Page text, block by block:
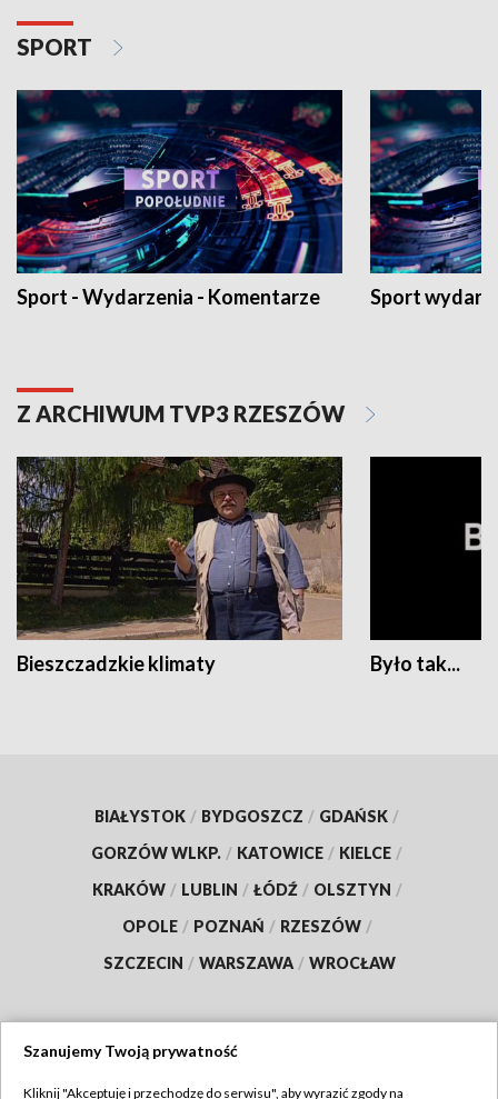
SPORT
Sport - Wydarzenia - Komentarze Sport
Z ARCHIWUM TVP3 RZESZÓW
Bieszczadzkie klimaty Było tak...
BIAŁYSTOK / BYDGOSZCZ / GDAŃSK /
GORZÓW WLKP. / KATOWICE / KIELCE /
KRAKÓW / LUBLIN / ŁÓDŹ / OLSZTYN /
OPOLE / POZNAŃ / RZESZÓW /
SZCZECIN / WARSZAWA / WROCŁAW
Szanujemy Twoją prywatność
Kliknij "Akceptuję i przechodzę do serwisu", aby wyrazić zgody na